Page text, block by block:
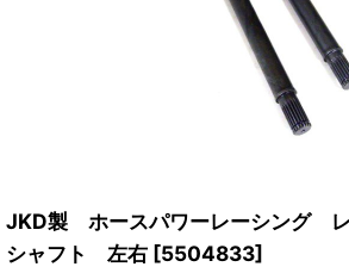
JKD製 ホースパワーレーシング
シャフト 左右 [5504833]